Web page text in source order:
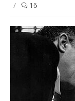
/
16